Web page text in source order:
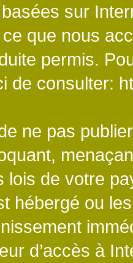
sur
que nous
permis.
de consulter:
ne pas
lois de votre
hébergé ou
d’accès à